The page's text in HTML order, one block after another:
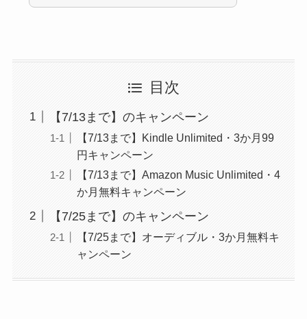
年3月31日) 楽天Car車検
メルカリ
SDETJE
楽天フリマ
↓招待コード
EBvaU
目次
【7/13まで】のキャンペーン
【7/13まで】Kindle Unlimited・3か月99
円キャンペーン
【7/13まで】Amazon Music Unlimited・4
か月無料キャンペーン
【7/25まで】のキャンペーン
【7/25まで】オーディブル・3か月無料キ
ャンペーン